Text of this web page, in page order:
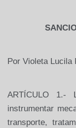
Por Violeta Lucila
ARTÍCULO 1.-
instrumentar
transporte,